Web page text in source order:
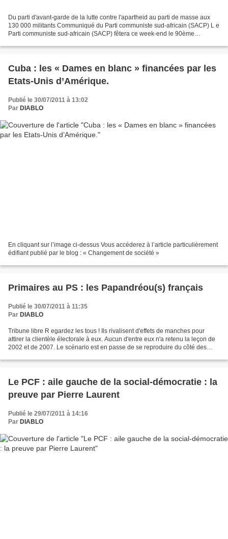
Du parti d'avant-garde de la lutte contre l'apartheid au parti de masse aux
130 000 militants Communiqué du Parti communiste sud-africain (SACP) L e
Parti communiste sud-africain (SACP) fêtera ce week-end le 90ème
Cuba : les « Dames en blanc » financées par les
Etats-Unis d’Amérique.
Publié le 30/07/2011 à 13:02
Par DIABLO
En cliquant sur l’image ci-dessus Vous accéderez à l’article particulièrement
édifiant publié par le blog : « Changement de société »
Primaires au PS : les Papandréou(s) français
Publié le 30/07/2011 à 11:35
Par DIABLO
Tribune libre R egardez les tous ! Ils rivalisent d'effets de manches pour
attirer la clientèle électorale à eux. Aucun d'entre eux n'a retenu la leçon de
2002 et de 2007. Le scénario est en passe de se reproduire du côté des
Le PCF : aile gauche de la social-démocratie : la
preuve par Pierre Laurent
Publié le 29/07/2011 à 14:16
Par DIABLO